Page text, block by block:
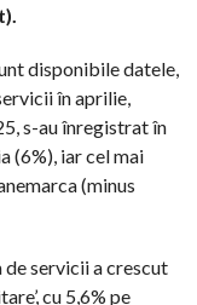
disponibile datele,
în aprilie,
s-au înregistrat în
(6%), iar cel mai
(minus
servicii a crescut
cu 5,6% pe